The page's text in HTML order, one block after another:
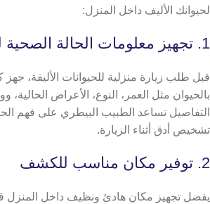
لحيوانك الأليف داخل المنزل:
1. تجهيز معلومات الحالة الصحية للحيوان
قبل طلب زيارة منزلية للحيوانات الأليفة،
بالحيوان مثل العمر، النوع، الأعراض الحالية،
التفاصيل تساعد الطبيب البيطري على فهم
تشخيص أدق أثناء الزيارة.
2. توفير مكان مناسب للكشف
يفضل تجهيز مكان هادئ ونظيف داخل المنزل